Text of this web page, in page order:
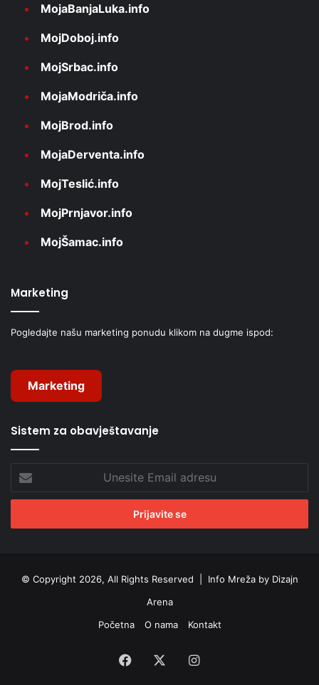
MojaBanjaLuka.info
MojDoboj.info
MojSrbac.info
MojaModriča.info
MojBrod.info
MojaDerventa.info
MojTeslić.info
MojPrnjavor.info
MojŠamac.info
Marketing
Pogledajte našu marketing ponudu klikom na dugme ispod:
Marketing
Sistem za obavještavanje
Email
adresu
© Copyright 2026, All Rights Reserved | Info Mreža by Dizajn
Arena
Početna
O nama Kontakt
Facebook Instagram